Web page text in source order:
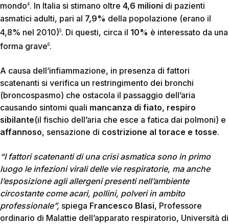
mondo4. In Italia si stimano oltre 4,6 milioni di pazienti
asmatici adulti, pari al 7,9% della popolazione (erano il
4,8% nel 2010)5. Di questi, circa il 10% è interessato da una
forma grave6.
A causa dell’infiammazione, in presenza di fattori
scatenanti si verifica un restringimento dei bronchi
(broncospasmo) che ostacola il passaggio dell’aria
causando sintomi quali mancanza di fiato, respiro
sibilante(il fischio dell’aria che esce a fatica dai polmoni) e
affannoso, sensazione di costrizione al torace e tosse.
“I fattori scatenanti di una crisi asmatica sono in primo
luogo le infezioni virali delle vie respiratorie, ma anche
l’esposizione agli allergeni presenti nell’ambiente
circostante come acari, pollini, polveri in ambito
professionale”, spiega Francesco Blasi, Professore
ordinario di Malattie dell’apparato respiratorio, Università di